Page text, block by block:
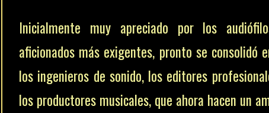
Inicialmente muy apreciado por los
aficionados más exigentes, pronto se consolidó
los ingenieros de sonido, los editores
los productores musicales, que ahora hacen un